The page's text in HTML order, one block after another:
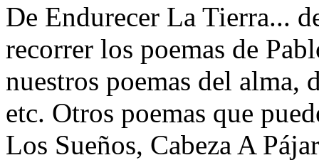
De Endurecer La Tierra...
recorrer los poemas de
nuestros poemas del alma,
etc. Otros poemas que
Los Sueños, Cabeza A